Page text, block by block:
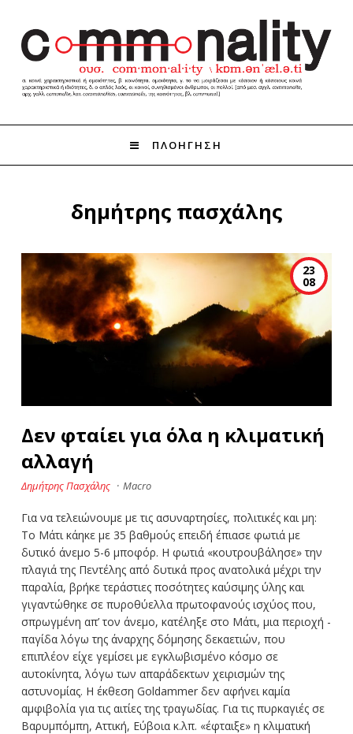
ΠΛΟΗΓΗΣΗ
δημήτρης πασχάλης
23
08
Δεν φταίει για όλα η κλιματική
αλλαγή
Δημήτρης Πασχάλης · Macro
Για να τελειώνουμε με τις ασυναρτησίες, πολιτικές και μη:
Το Μάτι κάηκε με 35 βαθμούς επειδή έπιασε φωτιά με
δυτικό άνεμο 5-6 μποφόρ. Η φωτιά «κουτρουβάλησε» την
πλαγιά της Πεντέλης από δυτικά προς ανατολικά μέχρι την
παραλία, βρήκε τεράστιες ποσότητες καύσιμης ύλης και
γιγαντώθηκε σε πυροθύελλα πρωτοφανούς ισχύος που,
σπρωγμένη απ’ τον άνεμο, κατέληξε στο Μάτι, μια περιοχή -
παγίδα λόγω της άναρχης δόμησης δεκαετιών, που
επιπλέον είχε γεμίσει με εγκλωβισμένο κόσμο σε
αυτοκίνητα, λόγω των απαράδεκτων χειρισμών της
αστυνομίας. Η έκθεση Goldammer δεν αφήνει καμία
αμφιβολία για τις αιτίες της τραγωδίας. Για τις πυρκαγιές σε
Βαρυμπόμπη, Αττική, Εύβοια κ.λπ. «έφταιξε» η κλιματική